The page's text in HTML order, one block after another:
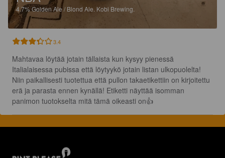
4.7%Golden Ale / Blond Ale. Kobi Brewing.
3.4
Mahtavaa löytää jotain tällaista kun kysyy pienessä
Italialaisessa pubissa että löytyykö jotain listan ulkopuolelta!
Niin paikallisesti tuotettua että pullon takaetikettiin on kirjoitettu
erä ja parasta ennen kynällä! Etiketti näyttää isomman
panimon tuotokselta mitä tämä oikeasti on👍